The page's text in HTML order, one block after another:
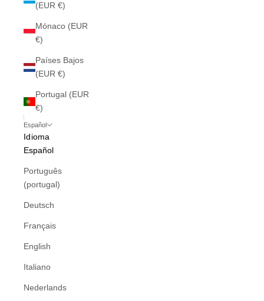
(EUR €)
Mónaco (EUR
€)
Países Bajos
(EUR €)
Portugal (EUR
€)
Español
Idioma
Español
Português
(portugal)
Deutsch
Français
English
Italiano
Nederlands